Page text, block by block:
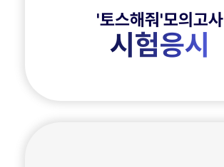
'토스해줘'모의고사
시험응시